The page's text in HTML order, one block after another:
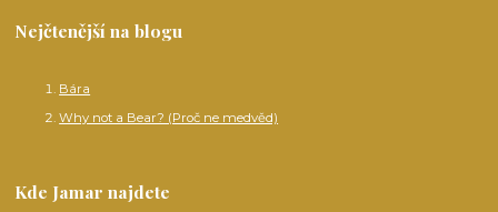
Nejčtenější na blogu
Bára
Why not a Bear? (Proč ne medvěd)
Kde Jamar najdete